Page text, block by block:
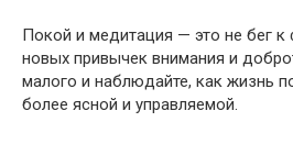
Покой и медитация — это не бег к
новых привычек внимания и
малого и наблюдайте, как жизнь
более ясной и управляемой.